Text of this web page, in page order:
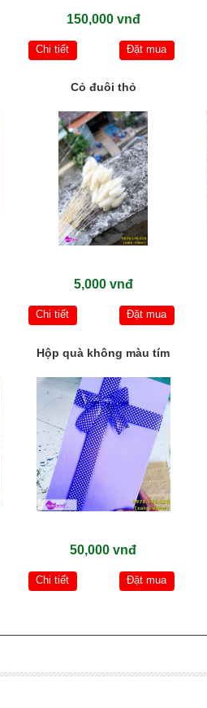
150,000 vnđ
Chi tiết Đặt mua
Cỏ đuôi thỏ
5,000 vnđ
Chi tiết Đặt mua
Hộp quà không màu tím
50,000 vnđ
Chi tiết Đặt mua